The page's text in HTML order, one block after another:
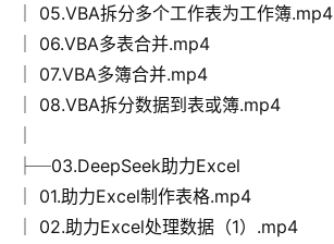
│ 05.VBA拆分多个工作表为工作簿.mp4
│ 06.VBA多表合并.mp4
│ 07.VBA多簿合并.mp4
│ 08.VBA拆分数据到表或簿.mp4
├─03.DeepSeek助力Excel
│ 01.助力Excel制作表格.mp4
│ 02.助力Excel处理数据（1）.mp4